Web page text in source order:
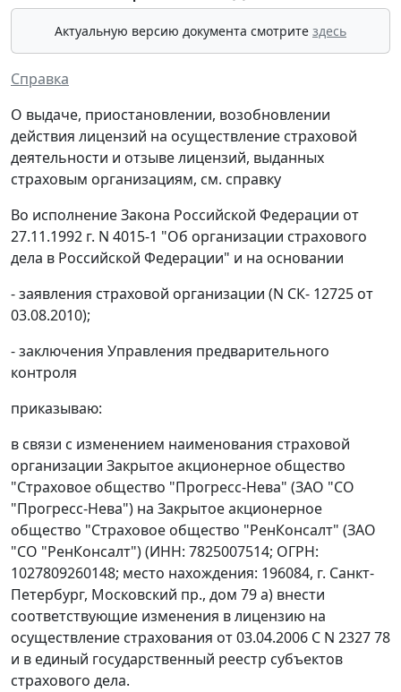
Актуальную версию документа смотрите здесь
Справка
О выдаче, приостановлении, возобновлении
действия лицензий на осуществление страховой
деятельности и отзыве лицензий, выданных
страховым организациям, см. справку
Во исполнение Закона Российской Федерации от
27.11.1992 г. N 4015-1 "Об организации страхового
дела в Российской Федерации" и на основании
- заявления страховой организации (N СК- 12725 от
03.08.2010);
- заключения Управления предварительного
контроля
приказываю:
в связи с изменением наименования страховой
организации Закрытое акционерное общество
"Страховое общество "Прогресс-Нева" (ЗАО "СО
"Прогресс-Нева") на Закрытое акционерное
общество "Страховое общество "РенКонсалт" (ЗАО
"СО "РенКонсалт") (ИНН: 7825007514; ОГРН:
1027809260148; место нахождения: 196084, г. Санкт-
Петербург, Московский пр., дом 79 а) внести
соответствующие изменения в лицензию на
осуществление страхования от 03.04.2006 С N 2327 78
и в единый государственный реестр субъектов
страхового дела.